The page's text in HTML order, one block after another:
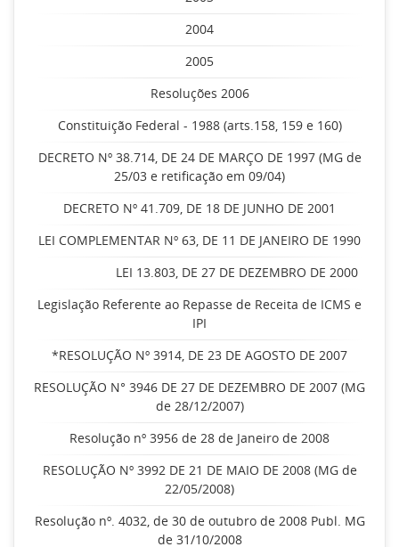
2004
2005
Resoluções 2006
Constituição Federal - 1988 (arts.158, 159 e 160)
DECRETO Nº 38.714, DE 24 DE MARÇO DE 1997 (MG de
25/03 e retificação em 09/04)
DECRETO Nº 41.709, DE 18 DE JUNHO DE 2001
LEI COMPLEMENTAR Nº 63, DE 11 DE JANEIRO DE 1990
LEI 13.803, DE 27 DE DEZEMBRO DE 2000
Legislação Referente ao Repasse de Receita de ICMS e
IPI
*RESOLUÇÃO Nº 3914, DE 23 DE AGOSTO DE 2007
RESOLUÇÃO N° 3946 DE 27 DE DEZEMBRO DE 2007 (MG
de 28/12/2007)
Resolução nº 3956 de 28 de Janeiro de 2008
RESOLUÇÃO Nº 3992 DE 21 DE MAIO DE 2008 (MG de
22/05/2008)
Resolução nº. 4032, de 30 de outubro de 2008 Publ. MG
de 31/10/2008